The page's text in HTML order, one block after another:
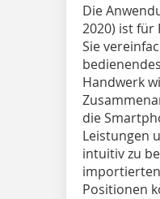
Die
2020) ist
Sie
Handwerk
die
Leistungen
intuitiv zu
Positionen